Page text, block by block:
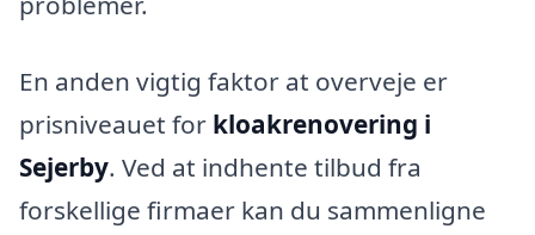
En anden vigtig faktor at overveje er
prisniveauet for kloakrenovering i
Sejerby. Ved at indhente tilbud fra
forskellige firmaer kan du sammenligne